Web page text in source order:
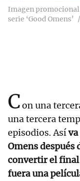
Imagen
serie ‘Good Omens’
Con una
una tercera
episodios. Así
Omens después
convertir el final
fuera una